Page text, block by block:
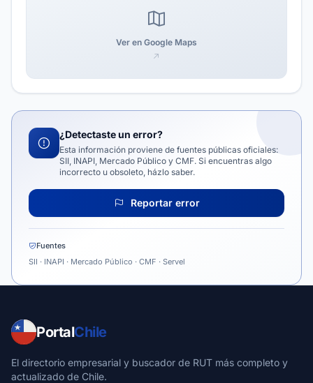
Ver en Google Maps
¿Detectaste un error?
Esta información proviene de fuentes públicas oficiales:
SII, INAPI, Mercado Público y CMF. Si encuentras algo
incorrecto u obsoleto, házlo saber.
Reportar error
Fuentes
SII · INAPI · Mercado Público · CMF · Servel
PortalChile
El directorio empresarial y buscador de RUT más completo y
actualizado de Chile.